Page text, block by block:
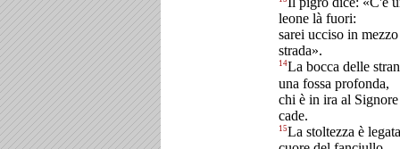
leone là fuori:
sarei ucciso in
strada».
14La bocca delle
una fossa profonda,
chi è in ira al
cade.
15La stoltezza è